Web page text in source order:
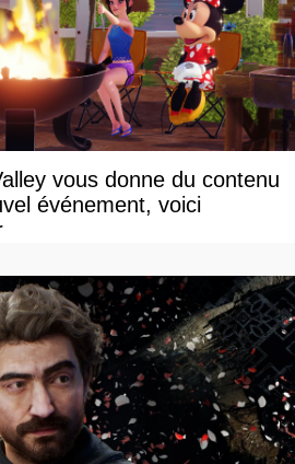
vous donne du contenu
événement, voici